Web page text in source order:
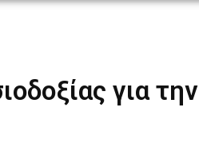
για την